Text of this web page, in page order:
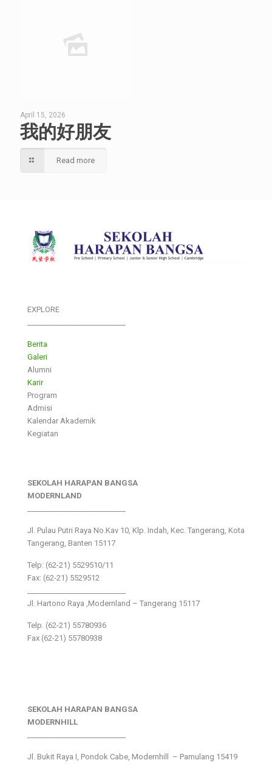
April 15, 2026
我的好朋友
Read more
EXPLORE
Berita
Galeri
Alumni
Karir
Program
Admisi
Kalendar Akademik
Kegiatan
SEKOLAH HARAPAN BANGSA
MODERNLAND
Jl. Pulau Putri Raya No.Kav 10, Klp. Indah, Kec. Tangerang, Kota
Tangerang, Banten 15117
Telp: (62-21) 5529510/11
Fax: (62-21) 5529512
Jl. Hartono Raya ,Modernland – Tangerang 15117
Telp. (62-21) 55780936
Fax (62-21) 55780938
SEKOLAH HARAPAN BANGSA
MODERNHILL
Jl. Bukit Raya I, Pondok Cabe, Modernhill – Pamulang 15419